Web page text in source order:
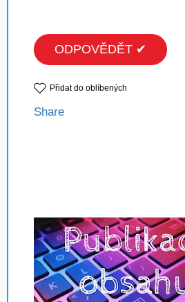
ODPOVĚDĚT ✔
Přidat do oblíbených
Share